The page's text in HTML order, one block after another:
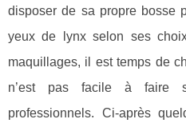
disposer de sa propre bosse
yeux de lynx selon ses
maquillages, il est temps de
n’est pas facile à faire
professionnels. Ci-après